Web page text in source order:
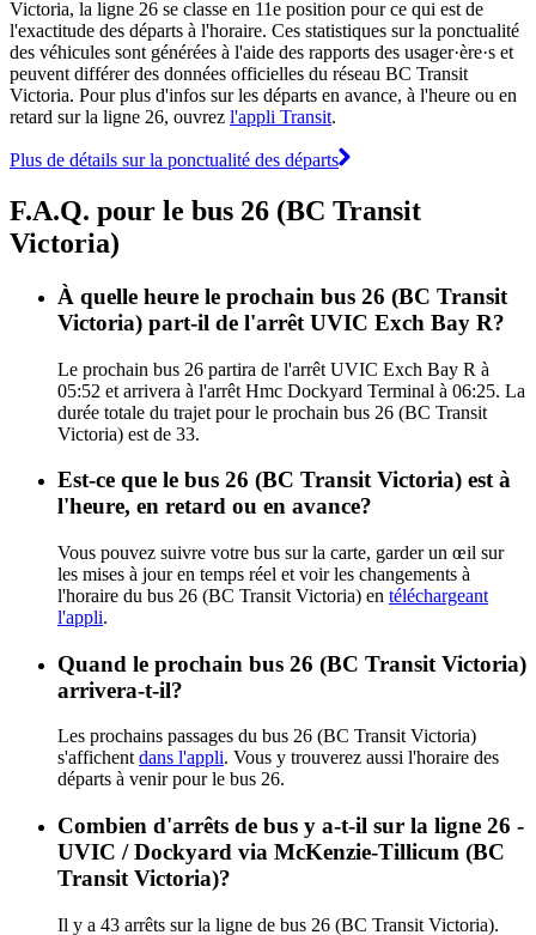
Victoria, la ligne 26 se classe en 11e position pour ce qui est de
l'exactitude des départs à l'horaire. Ces statistiques sur la ponctualité
des véhicules sont générées à l'aide des rapports des usager·ère·s et
peuvent différer des données officielles du réseau BC Transit
Victoria. Pour plus d'infos sur les départs en avance, à l'heure ou en
retard sur la ligne 26, ouvrez l'appli Transit.
Plus de détails sur la ponctualité des départs
F.A.Q. pour le bus 26 (BC Transit
Victoria)
À quelle heure le prochain bus 26 (BC Transit
Victoria) part-il de l'arrêt UVIC Exch Bay R?
Le prochain bus 26 partira de l'arrêt UVIC Exch Bay R à
05:52 et arrivera à l'arrêt Hmc Dockyard Terminal à 06:25. La
durée totale du trajet pour le prochain bus 26 (BC Transit
Victoria) est de 33.
Est-ce que le bus 26 (BC Transit Victoria) est à
l'heure, en retard ou en avance?
Vous pouvez suivre votre bus sur la carte, garder un œil sur
les mises à jour en temps réel et voir les changements à
l'horaire du bus 26 (BC Transit Victoria) en téléchargeant
l'appli.
Quand le prochain bus 26 (BC Transit Victoria)
arrivera-t-il?
Les prochains passages du bus 26 (BC Transit Victoria)
s'affichent dans l'appli. Vous y trouverez aussi l'horaire des
départs à venir pour le bus 26.
Combien d'arrêts de bus y a-t-il sur la ligne 26 -
UVIC / Dockyard via McKenzie-Tillicum (BC
Transit Victoria)?
Il y a 43 arrêts sur la ligne de bus 26 (BC Transit Victoria).